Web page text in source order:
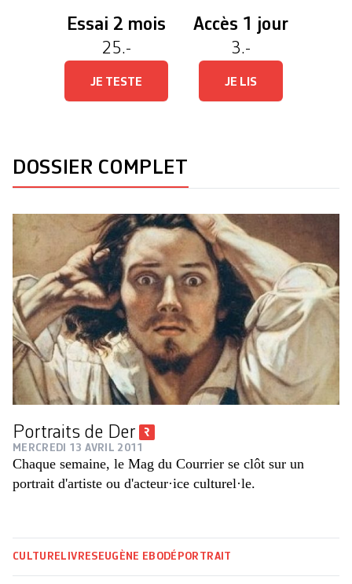
Essai 2 mois
25.-
JE TESTE
Accès 1 jour
3.-
JE LIS
DOSSIER COMPLET
Portraits de Der
MERCREDI 13 AVRIL 2011
Chaque semaine, le Mag du Courrier se clôt sur un
portrait d'artiste ou d'acteur·ice culturel·le.
CULTURE LIVRES EUGÈNE EBODÉ PORTRAIT